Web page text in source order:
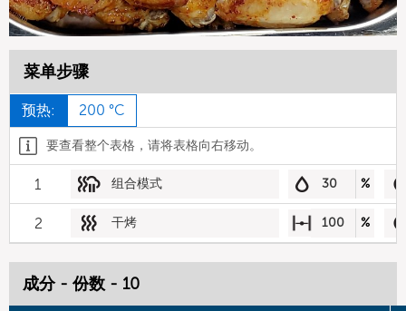
菜单步骤
预热: 200 °C
要查看整个表格，请将表格向右移动。
1 组合模式 30 %
2 干烤 100 %
成分 - 份数 - 10